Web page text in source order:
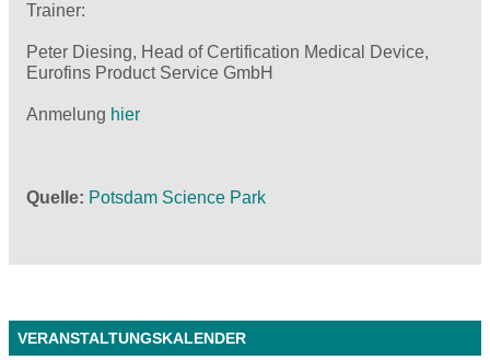
Trainer:
Peter Diesing, Head of Certification Medical Device,
Eurofins Product Service GmbH
Anmelung hier
Quelle Potsdam Science Park
VERANSTALTUNGSKALENDER